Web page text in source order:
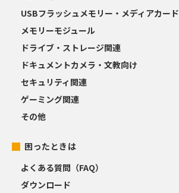
USBフラッシュメモリー・メディアカード
メモリーモジュール
ドライブ・ストレージ関連
ドキュメントカメラ・文教向け
セキュリティ関連
ゲーミング関連
その他
困ったときは
よくある質問（FAQ）
ダウンロード